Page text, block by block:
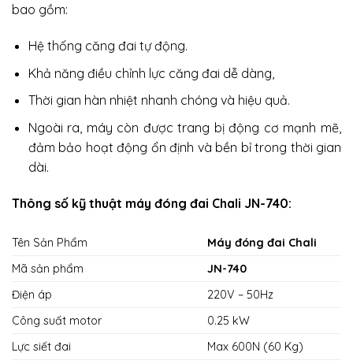
bao gồm:
Hệ thống căng đai tự động.
Khả năng điều chỉnh lực căng đai dễ dàng,
Thời gian hàn nhiệt nhanh chóng và hiệu quả.
Ngoài ra, máy còn được trang bị động cơ mạnh mẽ,
đảm bảo hoạt động ổn định và bền bỉ trong thời gian
dài.
Thông số kỹ thuật máy đóng đai Chali JN-740:
Tên Sản Phẩm
Máy đóng đai Chali
Mã sản phẩm
JN-740
Điện áp
220V – 50Hz
Công suất motor
0.25 kW
Lực siết đai
Max 600N (60 Kg)